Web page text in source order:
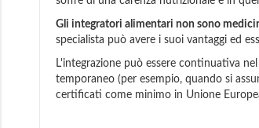
Gli integratori alimentari non sono
specialista può avere i suoi vantaggi ed
L'integrazione può essere continuativa
temporaneo (per esempio, quando si
certificati come minimo in Unione